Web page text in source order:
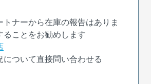
トナーから在庫の報告はありま
ることをお勧めします
について直接問い合わせる